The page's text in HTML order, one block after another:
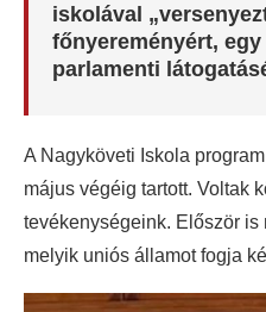
iskolával
főnyereményért,
parlamenti
A Nagyköveti Iskola
május végéig tartott. Voltak
tevékenységeink. Először is
melyik uniós államot fogja